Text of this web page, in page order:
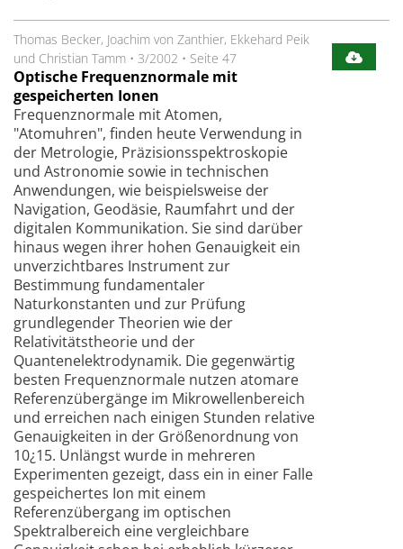
Thomas Becker, Joachim von Zanthier, Ekkehard Peik
und Christian Tamm • 3/2002 • Seite 47
Optische Frequenznormale mit
gespeicherten Ionen
Frequenznormale mit Atomen,
"Atomuhren", finden heute Verwendung in
der Metrologie, Präzisionsspektroskopie
und Astronomie sowie in technischen
Anwendungen, wie beispielsweise der
Navigation, Geodäsie, Raumfahrt und der
digitalen Kommunikation. Sie sind darüber
hinaus wegen ihrer hohen Genauigkeit ein
unverzichtbares Instrument zur
Bestimmung fundamentaler
Naturkonstanten und zur Prüfung
grundlegender Theorien wie der
Relativitätstheorie und der
Quantenelektrodynamik. Die gegenwärtig
besten Frequenznormale nutzen atomare
Referenzübergänge im Mikrowellenbereich
und erreichen nach einigen Stunden relative
Genauigkeiten in der Größenordnung von
10¿15. Unlängst wurde in mehreren
Experimenten gezeigt, dass ein in einer Falle
gespeichertes Ion mit einem
Referenzübergang im optischen
Spektralbereich eine vergleichbare